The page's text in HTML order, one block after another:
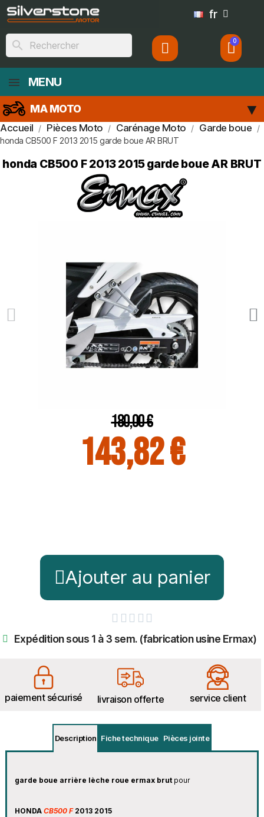
fr
search
MENU
MA MOTO
Accueil Pièces Moto Carénage Moto Garde boue
honda CB500 F 2013 2015 garde boue AR BRUT
honda CB500 F 2013 2015 garde boue AR BRUT
180,00 €
143,82 €
Ajouter au panier
    
Expédition sous 1 à 3 sem. (fabrication usine Ermax)
paiement sécurisé livraison offerte service client
Description Fiche technique Pièces jointe
garde boue arrière lèche roue ermax brutpour
HONDA CB500 F 2013 2015